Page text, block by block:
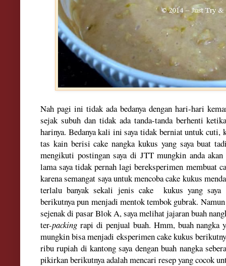
Nah pagi ini tidak ada bedanya dengan hari-hari
sejak subuh dan tidak ada tanda-tanda berhenti ke
harinya. Bedanya kali ini saya tidak berniat untuk cuti,
tas kainberisi cake nangka kukus yang saya buat
mengikuti postingansaya di JTTmungkin anda
lama saya tidak pernah lagi bereksperimen membuat
karena semangat saya untuk mencoba cake kukus
terlalu banyak sekali jenis cake
kukus yang saya
berikutnya pun menjadi mentok tembok gubrak.
sejenak di pasar Blok A, saya melihatjajaranbuah
ter-packing rapi di penjual buah. Hmm, buah nangka
mungkin bisa menjadi eksperimen cake kukus
ribu rupiah di kantong saya dengan buah nangka
pikirkan berikutnya adalah mencari resep yang cocok